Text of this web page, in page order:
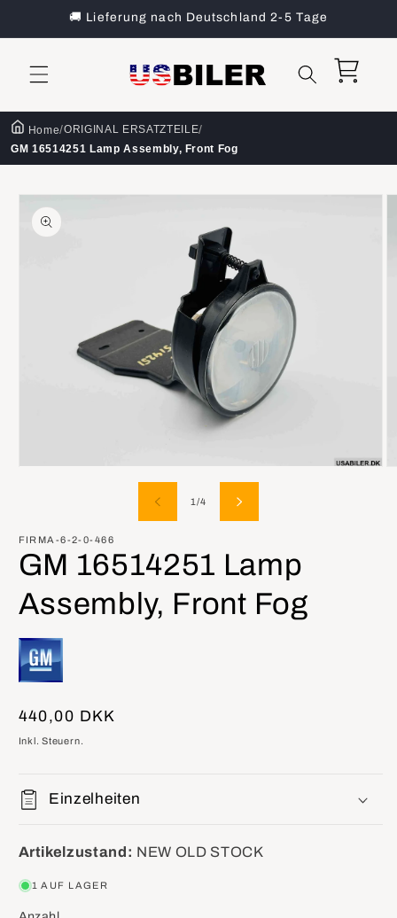
Inhalt
🚚 Lieferung nach Deutschland 2-5 Tage
Warenkorb
Home/ORIGINAL ERSATZTEILE/
GM 16514251 Lamp Assembly, Front Fog
1/von
4
FIRMA-6-2-0-466
GM 16514251 Lamp
Assembly, Front Fog
Normaler
Preis
440,00 DKK
Inkl. Steuern.
Einzelheiten
Artikelzustand: NEW OLD STOCK
1 AUF LAGER